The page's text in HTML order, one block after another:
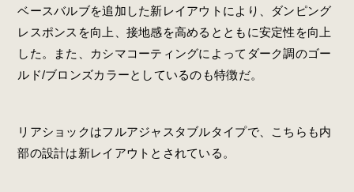
ベースバルブを追加した新レイアウトにより、ダンピング
レスポンスを向上、接地感を高めるとともに安定性を向上
した。また、カシマコーティングによってダーク調のゴー
ルド/ブロンズカラーとしているのも特徴だ。
リアショックはフルアジャスタブルタイプで、こちらも内
部の設計は新レイアウトとされている。